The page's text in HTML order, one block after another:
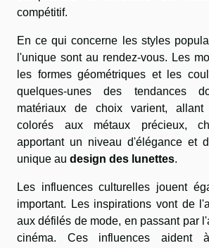
compétitif.
En ce qui concerne les styles
l'unique sont au rendez-vous. Les
les formes géométriques et les
quelques-unes des tendances
matériaux de choix varient, allant
colorés aux métaux précieux,
apportant un niveau d'élégance et
unique au design des lunettes.
Les influences culturelles jouent
important. Les inspirations vont de
aux défilés de mode, en passant par
cinéma. Ces influences aident